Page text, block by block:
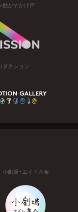
動かすかけ声
ダクション
小劇場・エイド基金